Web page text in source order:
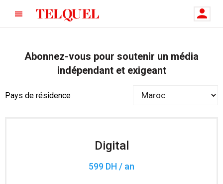
Abonnez-vous pour soutenir un média
indépendant et exigeant
Pays de résidence
Digital
599 DH / an